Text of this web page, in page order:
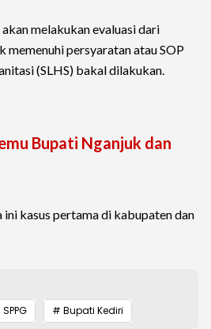
melakukan evaluasi dari
memenuhi persyaratan atau SOP
(SLHS) bakal dilakukan.
Bupati Nganjuk dan
kasus pertama di kabupaten dan
# Bupati Kediri